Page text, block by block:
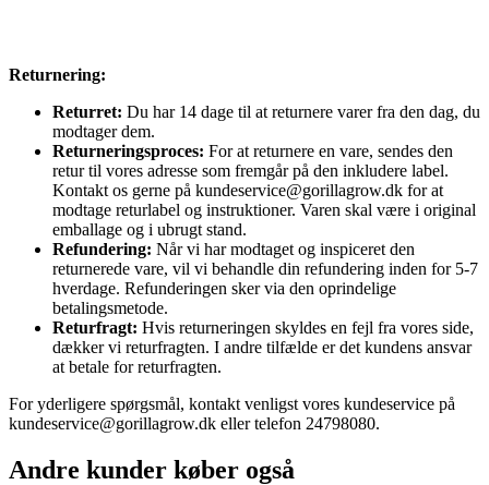
Returnering:
Returret: Du har 14 dage til at returnere varer fra den dag, du
modtager dem.
Returneringsproces: For at returnere en vare, sendes den
retur til vores adresse som fremgår på den inkludere label.
Kontakt os gerne på kundeservice@gorillagrow.dk for at
modtage returlabel og instruktioner. Varen skal være i original
emballage og i ubrugt stand.
Refundering: Når vi har modtaget og inspiceret den
returnerede vare, vil vi behandle din refundering inden for 5-7
hverdage. Refunderingen sker via den oprindelige
betalingsmetode.
Returfragt: Hvis returneringen skyldes en fejl fra vores side,
dækker vi returfragten. I andre tilfælde er det kundens ansvar
at betale for returfragten.
For yderligere spørgsmål, kontakt venligst vores kundeservice på
kundeservice@gorillagrow.dk eller telefon 24798080.
Andre kunder køber også